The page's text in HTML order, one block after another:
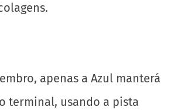
apenas a Azul manterá
terminal, usando a pista